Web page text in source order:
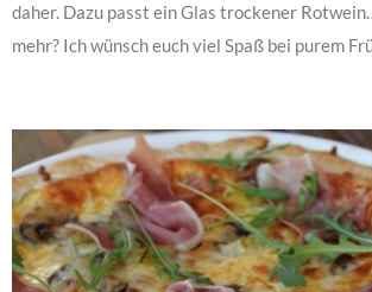
daher. Dazu passt ein Glas trockener
mehr? Ich wünsch euch viel Spaß bei purem